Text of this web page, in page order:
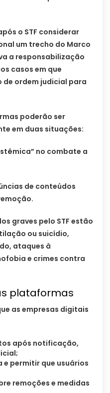
o STF considerar
um trecho do Marco
a responsabilização
casos em que
de ordem judicial para
poderão ser
em duas situações:
no combate a
de conteúdos
graves pelo STF estão
ou suicídio,
ataques à
e crimes contra
plataformas
as empresas digitais
após notificação,
e permitir que usuários
remoções e medidas